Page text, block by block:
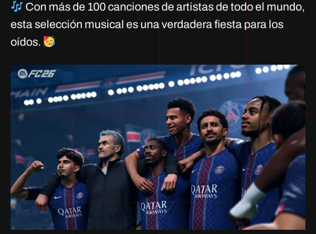
Con más de 100 canciones de artistas de todo el mundo,
esta selección musical es una verdadera fiesta para los
oídos.